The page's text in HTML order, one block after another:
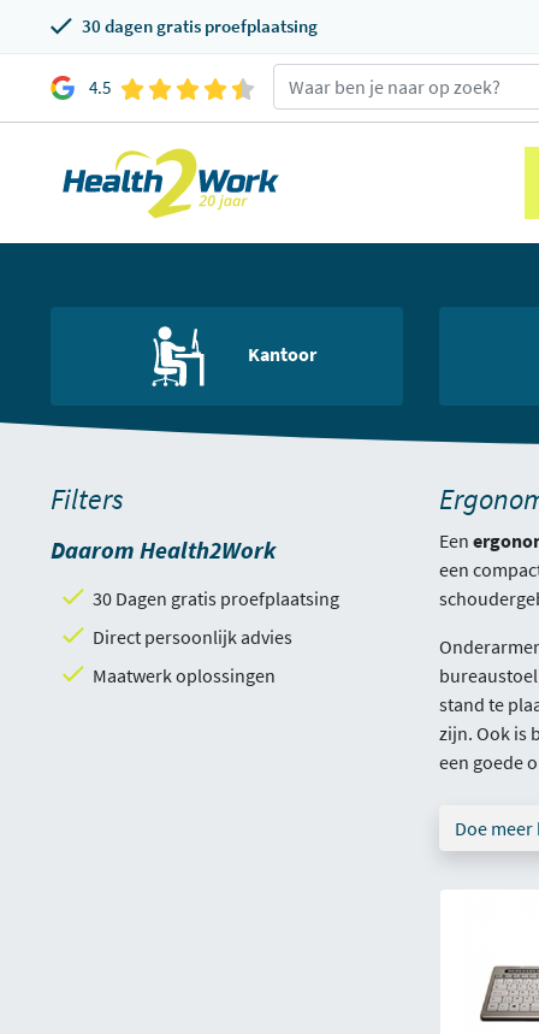
30 dagen gratis proefplaatsing
4.5
Kantoor
Filters
Daarom Health2Work
30 Dagen gratis proefplaatsing
Direct persoonlijk advies
Maatwerk oplossingen
Een
een
stand te
zijn. Ook is
een goede
Doe